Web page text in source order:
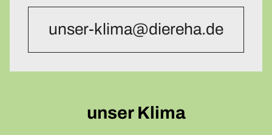
unser-klima@diereha.de
unser Klima